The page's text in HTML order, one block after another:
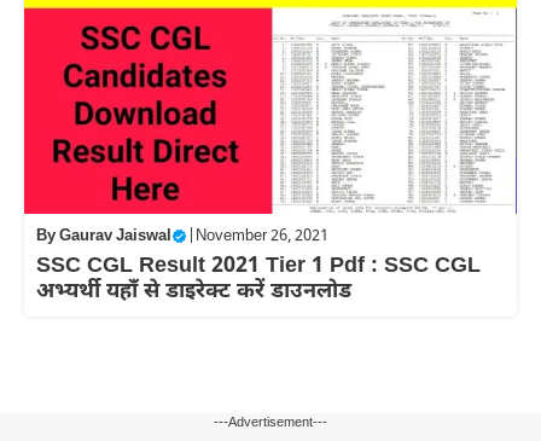
ByGaurav Jaiswal November 26, 2021
SSC CGL Result 2021 Tier 1 Pdf : SSC CGL
अभ्यर्थी यहाँ से डाइरेक्ट करें डाउनलोड
---Advertisement---